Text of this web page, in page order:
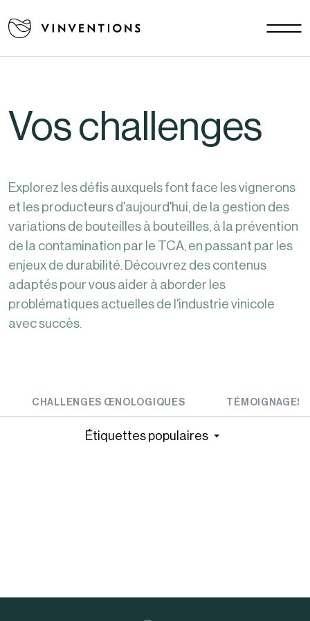
Nos solutions
Contact
Actualités
Documents
Vos challenges
Explorez les défis auxquels font face les vignerons
et les producteurs d'aujourd'hui, de la gestion des
variations de bouteilles à bouteilles, à la prévention
de la contamination par le TCA, en passant par les
enjeux de durabilité. Découvrez des contenus
adaptés pour vous aider à aborder les
problématiques actuelles de l'industrie vinicole
avec succès.
CHALLENGES ŒNOLOGIQUES TÉMOIGNAGES
Étiquettes populaires